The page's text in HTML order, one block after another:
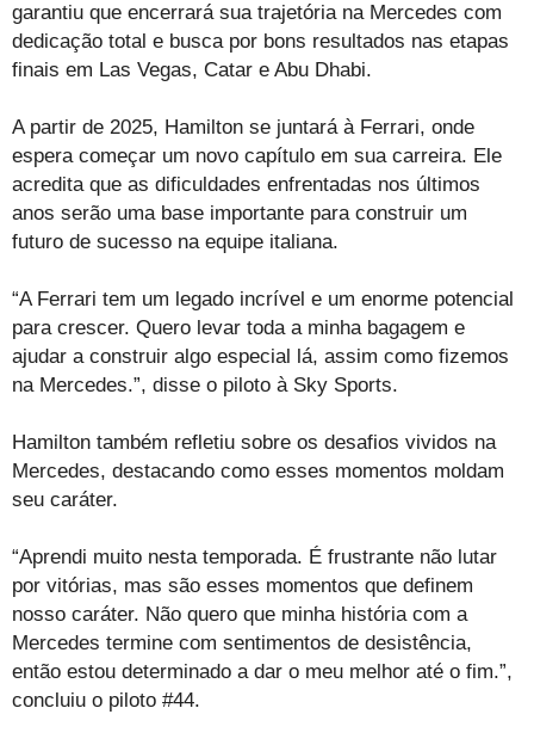
garantiu que encerrará sua trajetória na Mercedes com
dedicação total e busca por bons resultados nas etapas
finais em Las Vegas, Catar e Abu Dhabi.
A partir de 2025, Hamilton se juntará à Ferrari, onde
espera começar um novo capítulo em sua carreira. Ele
acredita que as dificuldades enfrentadas nos últimos
anos serão uma base importante para construir um
futuro de sucesso na equipe italiana.
“A Ferrari tem um legado incrível e um enorme potencial
para crescer. Quero levar toda a minha bagagem e
ajudar a construir algo especial lá, assim como fizemos
na Mercedes.”, disse o piloto à Sky Sports.
Hamilton também refletiu sobre os desafios vividos na
Mercedes, destacando como esses momentos moldam
seu caráter.
“Aprendi muito nesta temporada. É frustrante não lutar
por vitórias, mas são esses momentos que definem
nosso caráter. Não quero que minha história com a
Mercedes termine com sentimentos de desistência,
então estou determinado a dar o meu melhor até o fim.”,
concluiu o piloto #44.